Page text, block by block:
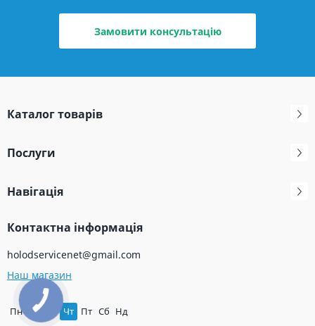
Замовити консультацію
Каталог товарів
Послуги
Навігація
Контактна інформація
holodservicenet@gmail.com
Наш магазин
Пн Вт Чт Пт Сб Нд